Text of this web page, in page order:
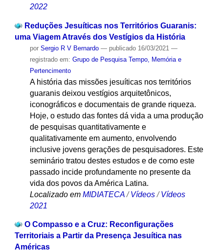
2022
Reduções Jesuíticas nos Territórios Guaranis:
uma Viagem Através dos Vestígios da História
por Sergio R V Bernardo — publicado16/03/2021 —
registrado em: Grupo de Pesquisa Tempo, Memória e
Pertencimento
A história das missões jesuíticas nos territórios
guaranis deixou vestígios arquitetônicos,
iconográficos e documentais de grande riqueza.
Hoje, o estudo das fontes dá vida a uma produção
de pesquisas quantitativamente e
qualitativamente em aumento, envolvendo
inclusive jovens gerações de pesquisadores. Este
seminário tratou destes estudos e de como este
passado incide profundamente no presente da
vida dos povos da América Latina.
Localizado em MIDIATECA /Vídeos /Vídeos
2021
O Compasso e a Cruz: Reconfigurações
Territoriais a Partir da Presença Jesuítica nas
Américas